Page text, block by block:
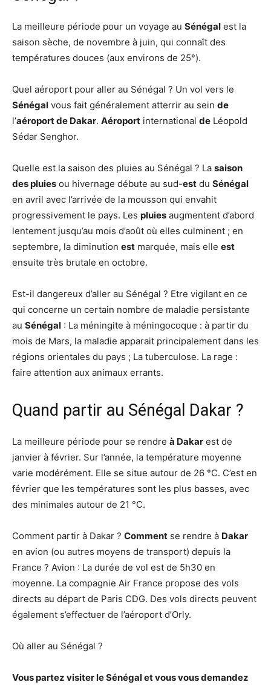
La meilleure période pour un voyage au Sénégal est la
saison sèche, de novembre à juin, qui connaît des
températures douces (aux environs de 25°).
Quel aéroport pour aller au Sénégal ? Un vol vers le
Sénégal vous fait généralement atterrir au sein de
l’aéroport de Dakar. Aéroport international de Léopold
Sédar Senghor.
Quelle est la saison des pluies au Sénégal ? La saison
des pluies ou hivernage débute au sud-est du Sénégal
en avril avec l’arrivée de la mousson qui envahit
progressivement le pays. Les pluies augmentent d’abord
lentement jusqu’au mois d’août où elles culminent ; en
septembre, la diminution est marquée, mais elle est
ensuite très brutale en octobre.
Est-il dangereux d’aller au Sénégal ? Etre vigilant en ce
qui concerne un certain nombre de maladie persistante
au Sénégal : La méningite à méningocoque : à partir du
mois de Mars, la maladie apparait principalement dans les
régions orientales du pays ; La tuberculose. La rage :
faire attention aux animaux errants.
Quand partir au Sénégal Dakar ?
La meilleure période pour se rendre à Dakar est de
janvier à février. Sur l’année, la température moyenne
varie modérément. Elle se situe autour de 26 °C. C’est en
février que les températures sont les plus basses, avec
des minimales autour de 21 °C.
Comment partir à Dakar ? Comment se rendre à Dakar
en avion (ou autres moyens de transport) depuis la
France ? Avion : La durée de vol est de 5h30 en
moyenne. La compagnie Air France propose des vols
directs au départ de Paris CDG. Des vols directs peuvent
également s’effectuer de l’aéroport d’Orly.
Où aller au Sénégal ?
Vous partez visiter leSénégalet vous vous demandez